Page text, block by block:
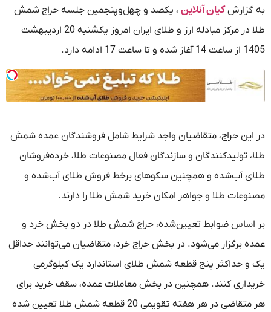
به گزارشکیان آنلاین ، یکصد و چهل‌وپنجمین جلسه حراج شمش
طلا در مرکز مبادله ارز و طلای ایران امروز یکشنبه 20 اردیبهشت
1405 از ساعت 14 آغاز شده و تا ساعت 17 ادامه دارد.
در این حراج، متقاضیان واجد شرایط شامل فروشندگان عمده شمش
طلا، تولیدکنندگان و سازندگان فعال مصنوعات طلا، خرده‌فروشان
طلای آب‌شده و همچنین سکوهای برخط فروش طلای آب‌شده و
مصنوعات طلا و جواهر امکان خرید شمش طلا را دارند.
بر اساس ضوابط تعیین‌شده، حراج شمش طلا در دو بخش خرد و
عمده برگزار می‌شود. در بخش حراج خرد، متقاضیان می‌توانند حداقل
یک و حداکثر پنج قطعه شمش طلای استاندارد یک کیلوگرمی
خریداری کنند. همچنین در بخش معاملات عمده، سقف خرید برای
هر متقاضی در هر هفته تقویمی 20 قطعه شمش طلا تعیین شده